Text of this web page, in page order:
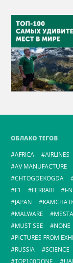
ОБЛАКО ТЕГОВ
AFRICA
AIRLINES
AV MANUFACTURE
CHTOGDEKOGDA
F1
FERRARI I-
JAPAN
MALWARE
MUST SEE
NONE
PICTURES FROM
RUSSIA
SCIENCE
TOP100DONE